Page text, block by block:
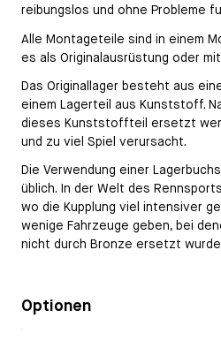
reibungslos und ohne Probleme
Alle Montageteile sind in einem
es als Originalausrüstung oder
Das Originallager besteht aus
einem Lagerteil aus Kunststoff.
dieses Kunststoffteil ersetzt
und zu viel Spiel verursacht.
Die Verwendung einer
üblich. In der Welt des
wo die Kupplung viel intensiver
wenige Fahrzeuge geben, bei
nicht durch Bronze ersetzt
Optionen